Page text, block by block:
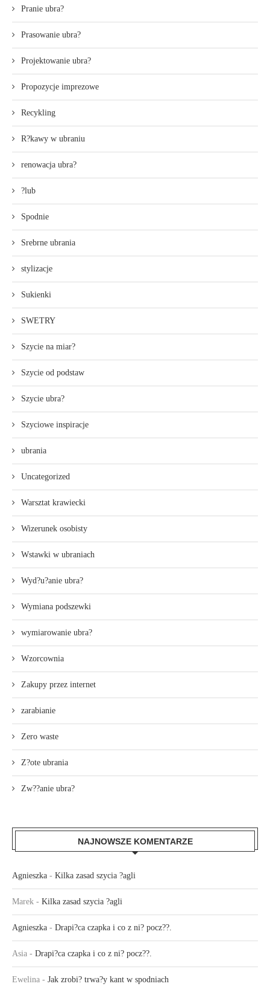
Pranie ubra?
Prasowanie ubra?
Projektowanie ubra?
Propozycje imprezowe
Recykling
R?kawy w ubraniu
renowacja ubra?
?lub
Spodnie
Srebrne ubrania
stylizacje
Sukienki
SWETRY
Szycie na miar?
Szycie od podstaw
Szycie ubra?
Szyciowe inspiracje
ubrania
Uncategorized
Warsztat krawiecki
Wizerunek osobisty
Wstawki w ubraniach
Wyd?u?anie ubra?
Wymiana podszewki
wymiarowanie ubra?
Wzorcownia
Zakupy przez internet
zarabianie
Zero waste
Z?ote ubrania
Zw??anie ubra?
NAJNOWSZE KOMENTARZE
Agnieszka - Kilka zasad szycia ?agli
Marek - Kilka zasad szycia ?agli
Agnieszka - Drapi?ca czapka i co z ni? pocz??.
Asia - Drapi?ca czapka i co z ni? pocz??.
Ewelina - Jak zrobi? trwa?y kant w spodniach